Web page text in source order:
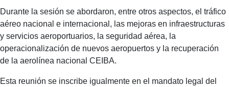
Durante la sesión se abordaron, entre otros aspectos, el tráfico
aéreo nacional e internacional, las mejoras en infraestructuras
y servicios aeroportuarios, la seguridad aérea, la
operacionalización de nuevos aeropuertos y la recuperación
de la aerolínea nacional CEIBA.
Esta reunión se inscribe igualmente en el mandato legal del